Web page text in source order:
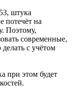
штука
потечёт на
Поэтому,
современные,
с учётом
при этом будет